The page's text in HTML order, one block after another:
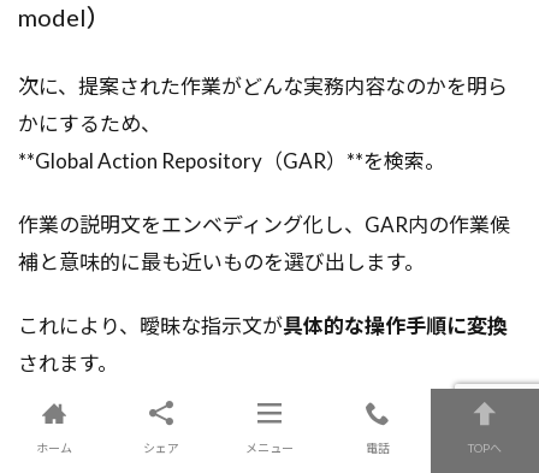
model）
次に、提案された作業がどんな実務内容なのかを明ら
かにするため、
**Global Action Repository（GAR）**を検索。
作業の説明文をエンベディング化し、GAR内の作業候
補と意味的に最も近いものを選び出します。
これにより、曖昧な指示文が具体的な操作手順に変換
されます。
ホーム シェア メニュー 電話 TOPへ